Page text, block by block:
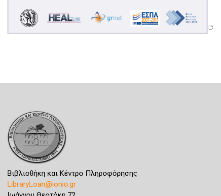
Βιβλιοθήκη και Κέντρο Πληροφόρησης
LibraryLoan@ionio.gr